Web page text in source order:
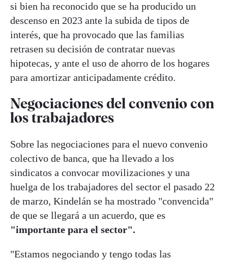
si bien ha reconocido que se ha producido un
descenso en 2023 ante la subida de tipos de
interés, que ha provocado que las familias
retrasen su decisión de contratar nuevas
hipotecas, y ante el uso de ahorro de los hogares
para amortizar anticipadamente crédito.
Negociaciones del convenio con
los trabajadores
Sobre las negociaciones para el nuevo convenio
colectivo de banca, que ha llevado a los
sindicatos a convocar movilizaciones y una
huelga de los trabajadores del sector el pasado 22
de marzo, Kindelán se ha mostrado "convencida"
de que se llegará a un acuerdo, que es
"importante para el sector".
"Estamos negociando y tengo todas las